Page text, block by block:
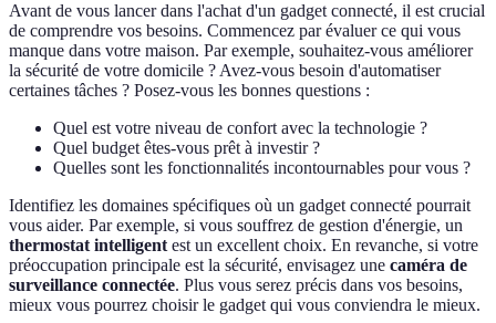
Avant de vous lancer dans l'achat d'un gadget connecté, il est crucial
de comprendre vos besoins. Commencez par évaluer ce qui vous
manque dans votre maison. Par exemple, souhaitez-vous améliorer
la sécurité de votre domicile ? Avez-vous besoin d'automatiser
certaines tâches ? Posez-vous les bonnes questions :
Quel est votre niveau de confort avec la technologie ?
Quel budget êtes-vous prêt à investir ?
Quelles sont les fonctionnalités incontournables pour vous ?
Identifiez les domaines spécifiques où un gadget connecté pourrait
vous aider. Par exemple, si vous souffrez de gestion d'énergie, un
thermostat intelligent est un excellent choix. En revanche, si votre
préoccupation principale est la sécurité, envisagez une caméra de
surveillance connectée. Plus vous serez précis dans vos besoins,
mieux vous pourrez choisir le gadget qui vous conviendra le mieux.